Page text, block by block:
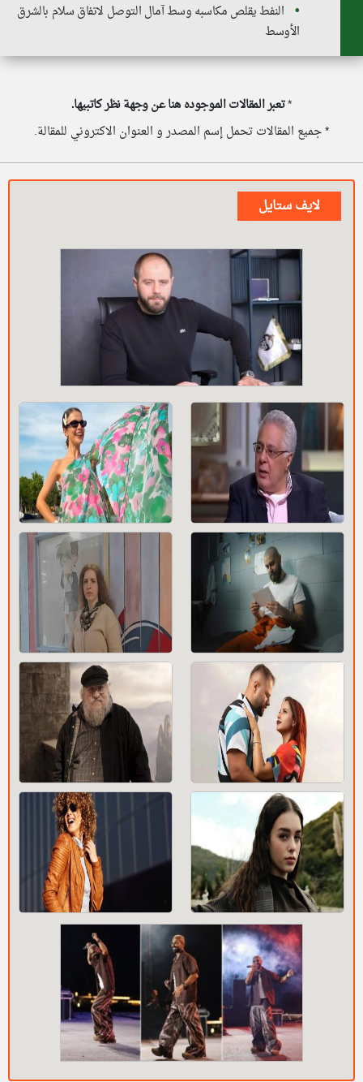
النفط يقلص مكاسبه وسط آمال التوصل لاتفاق سلام بالشرق
الأوسط
*تعبر المقالات الموجوده هنا عن وجهة نظر كاتبيها.
* جميع المقالات تحمل إسم المصدر و العنوان الاكتروني للمقالة.
لايف ستايل